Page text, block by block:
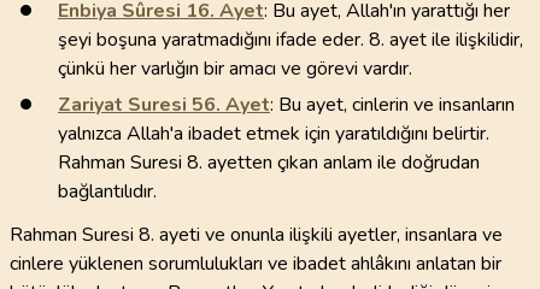
Enbiya Sûresi 16. Ayet: Bu ayet, Allah'ın yarattığı her
şeyi boşuna yaratmadığını ifade eder. 8. ayet ile ilişkilidir,
çünkü her varlığın bir amacı ve görevi vardır.
Zariyat Suresi 56. Ayet: Bu ayet, cinlerin ve insanların
yalnızca Allah'a ibadet etmek için yaratıldığını belirtir.
Rahman Suresi 8. ayetten çıkan anlam ile doğrudan
bağlantılıdır.
Rahman Suresi 8. ayeti ve onunla ilişkili ayetler, insanlara ve
cinlere yüklenen sorumlulukları ve ibadet ahlâkını anlatan bir